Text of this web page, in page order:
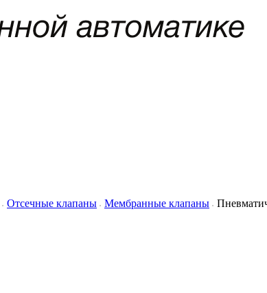
Отсечные клапаны Мембранные клапаны